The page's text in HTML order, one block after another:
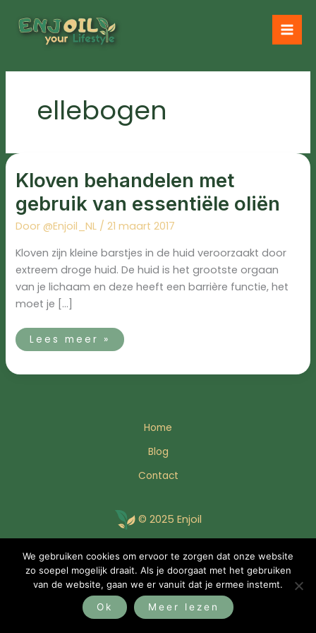
naar
ellebogen
Kloven behandelen met
gebruik van essentiële oliën
Door@Enjoil_NL /21 maart 2017
Kloven zijn kleine barstjes in de huid veroorzaakt door
extreem droge huid. De huid is het grootste orgaan
van je lichaam en deze heeft een barrière functie, het
moet je […]
met
gebruik
van
essentiële
oliën
Lees meer »
Home
Blog
Contact
© 2025 Enjoil
Bezoek YBMC
We gebruiken cookies om ervoor te zorgen dat onze website
zo soepel mogelijk draait. Als je doorgaat met het gebruiken
van de website, gaan we er vanuit dat je ermee instemt.
Ok
Meer lezen